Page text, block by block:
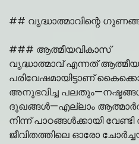
## വൃദ്ധാത്മാവിന്റെ
### ആത്മീയവികാസ്
വൃദ്ധാത്മാവ് എന്നത്
പരിവേഷമായിട്ടാണ്
അനുഭവിച്ച
ദുഖങ്ങൾ—എല്ലാം
നിന്ന് പാഠങ്ങൾക്കായി
ജീവിതത്തിലെ ഓരോ